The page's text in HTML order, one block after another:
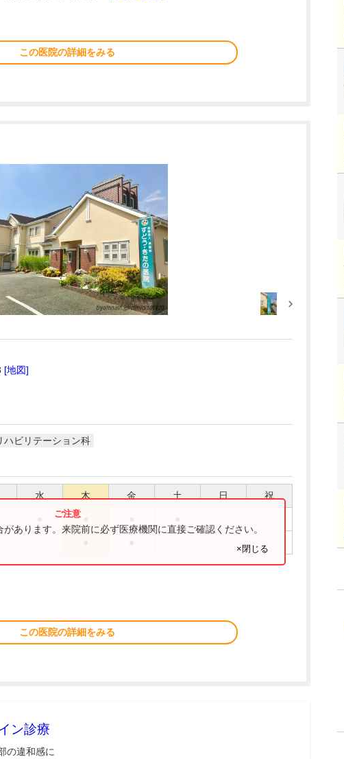
この医院の詳細をみる
[地図]
ハビリテーション科
水 木 金 土 日 祝
あります。来院前に必ず医療機関に直接ご確認ください。
×閉じる
この医院の詳細をみる
ン診療
の違和感に